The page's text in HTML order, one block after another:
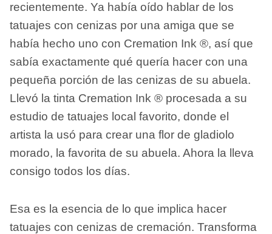
recientemente. Ya había oído hablar de los
tatuajes con cenizas por una amiga que se
había hecho uno con Cremation Ink ®, así que
sabía exactamente qué quería hacer con una
pequeña porción de las cenizas de su abuela.
Llevó la tinta Cremation Ink ® procesada a su
estudio de tatuajes local favorito, donde el
artista la usó para crear una flor de gladiolo
morado, la favorita de su abuela. Ahora la lleva
consigo todos los días.
Esa es la esencia de lo que implica hacer
tatuajes con cenizas de cremación. Transforma